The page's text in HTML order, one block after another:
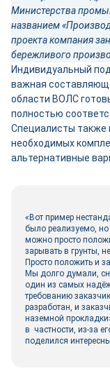
Министерства
названием
проекта компания
бережливого
Индивидуальный
важная
области ВОЛС
полностью
Специалисты также
необходимых
альтернативные
«Вот пример
было реализуемо, но
можно просто
зарывать в грунты,
Просто положить и
Мы долго думали,
один из самых
требованию
разработан, и
наземной
в частности, из-за
поделился